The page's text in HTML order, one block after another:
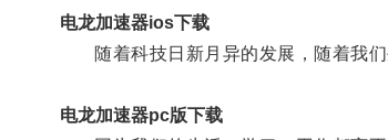
电龙加速器ios下载
随着科技日新月异的发展，随着我们
电龙加速器pc版下载